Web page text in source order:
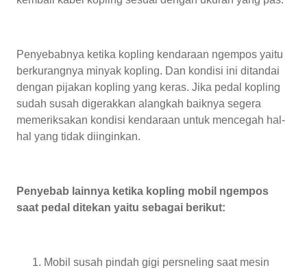
Penyebabnya ketika kopling kendaraan ngempos yaitu
berkurangnya minyak kopling. Dan kondisi ini ditandai
dengan pijakan kopling yang keras. Jika pedal kopling
sudah susah digerakkan alangkah baiknya segera
memeriksakan kondisi kendaraan untuk mencegah hal-
hal yang tidak diinginkan.
Penyebab lainnya ketika kopling mobil ngempos
saat pedal ditekan yaitu sebagai berikut:
Mobil susah pindah gigi persneling saat mesin